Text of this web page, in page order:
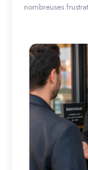
nombreuses